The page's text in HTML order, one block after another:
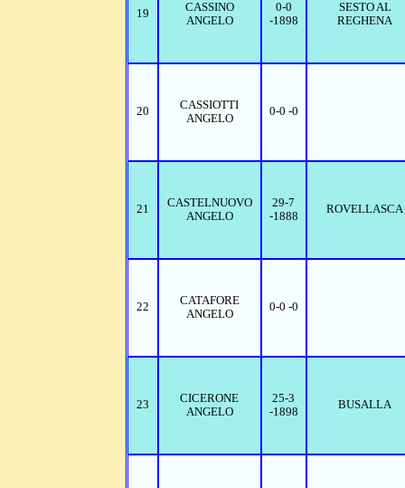
19
CASSINO
ANGELO
0-0
-1898
SESTO AL
REGHENA
20
CASSIOTTI
ANGELO
0-0 -0
21
CASTELNUOVO
ANGELO
29-7
-1888
ROVELLASCA
22
CATAFORE
ANGELO
0-0 -0
23
CICERONE
ANGELO
25-3
-1898
BUSALLA